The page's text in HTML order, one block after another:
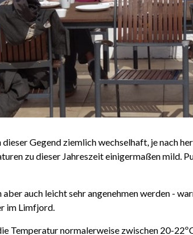
Gegend ziemlich wechselhaft, je nach
zu dieser Jahreszeit einigermaßen mild.
auch leicht sehr angenehmen werden -
im Limfjord.
Temperatur normalerweise zwischen 20-